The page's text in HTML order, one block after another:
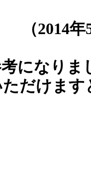
（2014年
になりま
だけま